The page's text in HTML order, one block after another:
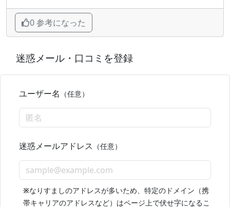
0 参考になった
迷惑メール・口コミを登録
ユーザー名 （任意）
迷惑メールアドレス （任意）
※なりすましのアドレスが多いため、特定のドメイン（携
帯キャリアのアドレスなど）はページ上で伏せ字になるこ